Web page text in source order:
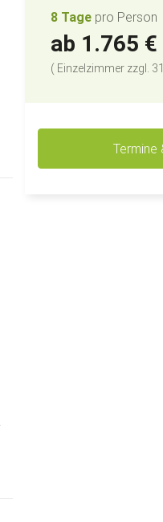
8 Tage pro Person
ab 1.765 €
( Einzelzimmer zzgl.
Termine